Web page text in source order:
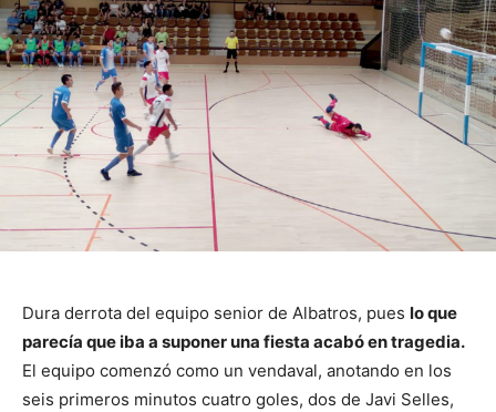
Dura derrota del equipo senior de Albatros, pues lo que
parecía que iba a suponer una fiesta acabó en tragedia.
El equipo comenzó como un vendaval, anotando en los
seis primeros minutos cuatro goles, dos de Javi Selles,